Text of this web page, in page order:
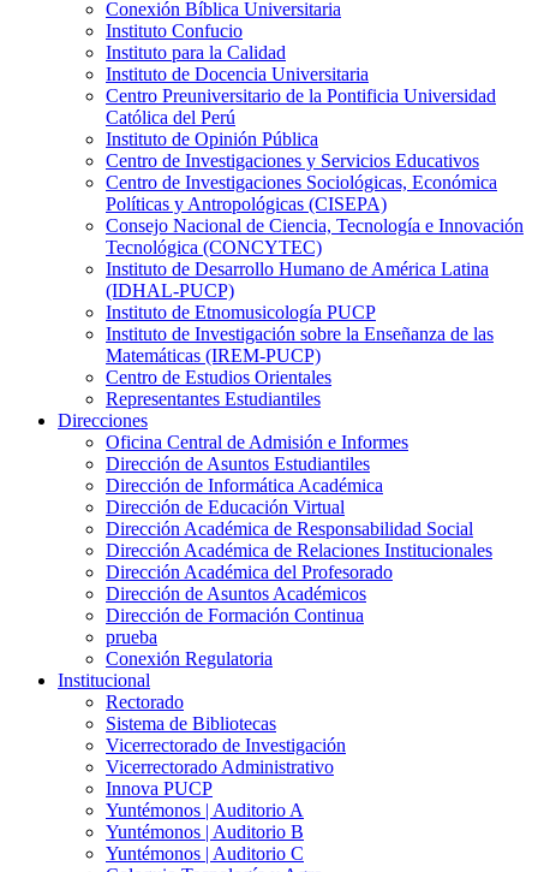
Conexión Bíblica Universitaria
Instituto Confucio
Instituto para la Calidad
Instituto de Docencia Universitaria
Centro Preuniversitario de la Pontificia Universidad
Católica del Perú
Instituto de Opinión Pública
Centro de Investigaciones y Servicios Educativos
Centro de Investigaciones Sociológicas, Económica
Políticas y Antropológicas (CISEPA)
Consejo Nacional de Ciencia, Tecnología e Innovación
Tecnológica (CONCYTEC)
Instituto de Desarrollo Humano de América Latina
(IDHAL-PUCP)
Instituto de Etnomusicología PUCP
Instituto de Investigación sobre la Enseñanza de las
Matemáticas (IREM-PUCP)
Centro de Estudios Orientales
Representantes Estudiantiles
Direcciones
Oficina Central de Admisión e Informes
Dirección de Asuntos Estudiantiles
Dirección de Informática Académica
Dirección de Educación Virtual
Dirección Académica de Responsabilidad Social
Dirección Académica de Relaciones Institucionales
Dirección Académica del Profesorado
Dirección de Asuntos Académicos
Dirección de Formación Continua
prueba
Conexión Regulatoria
Institucional
Rectorado
Sistema de Bibliotecas
Vicerrectorado de Investigación
Vicerrectorado Administrativo
Innova PUCP
Yuntémonos | Auditorio A
Yuntémonos | Auditorio B
Yuntémonos | Auditorio C